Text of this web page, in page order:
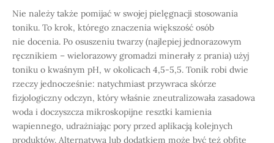
Nie należy także pomijać w swojej pielęgnacji stosowania
toniku. To krok, którego znaczenia większość osób
nie docenia. Po osuszeniu twarzy (najlepiej jednorazowym
ręcznikiem – wielorazowy gromadzi minerały z prania) użyj
toniku o kwaśnym pH, w okolicach 4,5-5,5. Tonik robi dwie
rzeczy jednocześnie: natychmiast przywraca skórze
fizjologiczny odczyn, który właśnie zneutralizowała zasadowa
woda i doczyszcza mikroskopijne resztki kamienia
wapiennego, udrażniając pory przed aplikacją kolejnych
produktów. Alternatywą lub dodatkiem może być też obfite